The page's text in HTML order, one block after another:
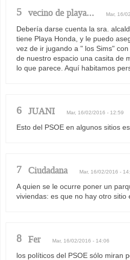
5 vecino de playa... Mar, 16/
Debería darse cuenta la sra.
tiene Playa Honda, y le puedo
vez de ir jugando a " los Sims"
de nuestro espacio una casita de
lo que parece. Aquí habitamos
6 JUANI Mar, 16/02/2016 - 12:59
Esto del PSOE en algunos sitios
7 Ciudadana Mar, 16/02/2016 -
A quien se le ocurre poner un
viviendas: es que no hay otro sitio
8 Fer Mar, 16/02/2016 - 14:06
los políticos del PSOE sólo miran